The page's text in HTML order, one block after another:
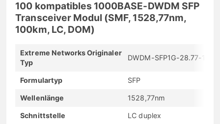
100 kompatibles 1000BASE-DWDM SFP
Transceiver Modul (SMF, 1528,77nm,
100km, LC, DOM)
Extreme Networks Originaler
Typ
DWDM-SFP1G-28.77-100
Formulartyp SFP
Wellenlänge 1528,77nm
Schnittstelle LC duplex